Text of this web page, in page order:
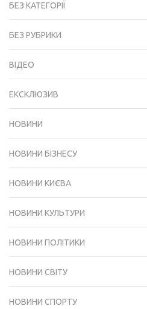
БЕЗ КАТЕГОРІЇ
БЕЗ РУБРИКИ
ВІДЕО
ЕКСКЛЮЗИВ
НОВИНИ
НОВИНИ БІЗНЕСУ
НОВИНИ КИЄВА
НОВИНИ КУЛЬТУРИ
НОВИНИ ПОЛІТИКИ
НОВИНИ СВІТУ
НОВИНИ СПОРТУ